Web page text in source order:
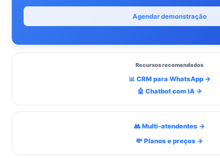
Agendar demonstração
Recursos recomendados
📊 CRM para WhatsApp →
🤖 Chatbot com IA →
👥 Multi-atendentes →
💸 Planos e preços →